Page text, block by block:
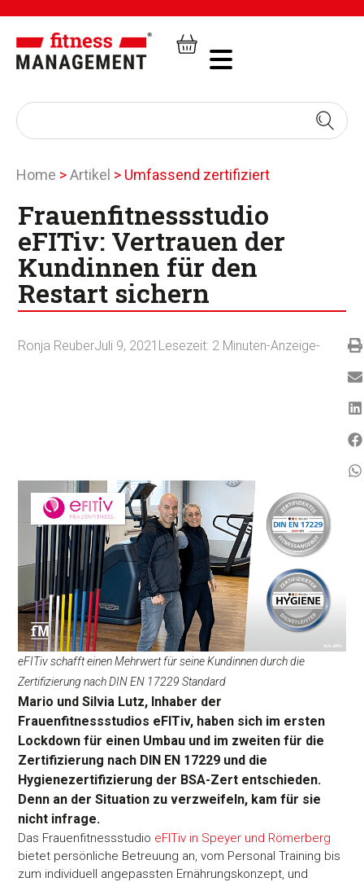
Home >Artikel > Umfassend zertifiziert
Frauenfitnessstudio
eFITiv: Vertrauen der
Kundinnen für den
Restart sichern
Ronja ReuberJuli 9, 2021 Lesezeit: 2 Minuten-Anzeige-
eFITiv schafft einen Mehrwert für seine Kundinnen durch die
Zertifizierung nach DIN EN 17229 Standard
Mario und Silvia Lutz, Inhaber der
Frauenfitnessstudios eFITiv, haben sich im ersten
Lockdown für einen Umbau und im zweiten für die
Zertifizierung nach DIN EN 17229 und die
Hygienezertifizierung der BSA-Zert entschieden.
Denn an der Situation zu verzweifeln, kam für sie
nicht infrage.
Das Frauenfitnessstudio eFITiv in Speyer und Römerberg
bietet persönliche Betreuung an, vom Personal Training bis
zum individuell angepassten Ernährungskonzept, und